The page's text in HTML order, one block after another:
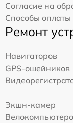
Согласие на
Способы оплаты
Ремонт
Навигаторов
GPS-ошейников
Экшн-камер